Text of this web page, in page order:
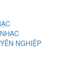
NGHIỆP